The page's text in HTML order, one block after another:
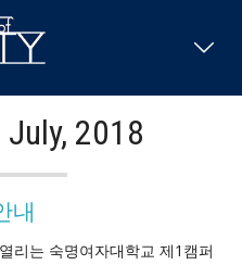
2018
내
리는 숙명여자대학교 제1캠퍼